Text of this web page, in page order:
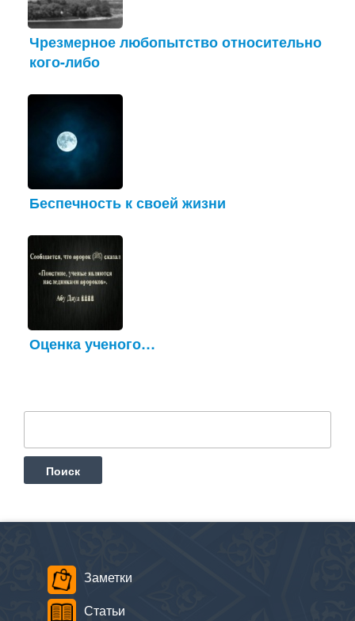
Чрезмерное любопытство относительно
кого-либо
Беспечность к своей жизни
Оценка ученого…
Заметки
Статьи